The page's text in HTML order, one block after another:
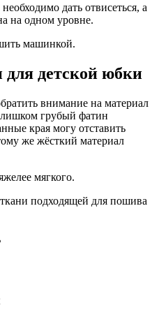
дать отвисеться, а
на одном уровне.
машинкой.
детской юбки
внимание на материал
грубый фатин
края могу отставить
же жёсткий материал
мягкого.
подходящей для пошива